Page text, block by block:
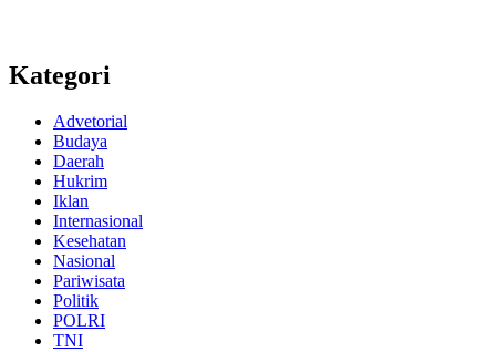
Kategori
Advetorial
Budaya
Daerah
Hukrim
Iklan
Internasional
Kesehatan
Nasional
Pariwisata
Politik
POLRI
TNI